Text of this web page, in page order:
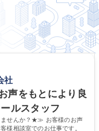
社
声をもとにより良
ルスタッフ
ませんか？★≫ お客様のお声
様相談室でのお仕事です。